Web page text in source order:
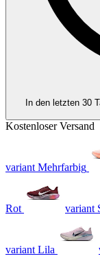
In den letzten 30
Kostenloser Versand
variant Mehrfarbig
Rot variant
variant Lila